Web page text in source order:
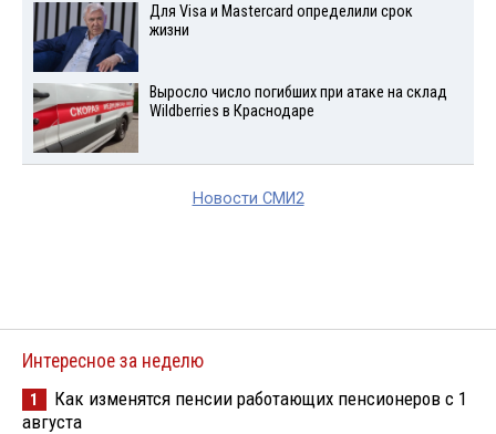
Для Visа и Mastercard определили срок
жизни
Выросло число погибших при атаке на склад
Wildberries в Краснодаре
Новости СМИ2
Интересное за неделю
1
Как изменятся пенсии работающих пенсионеров с 1
августа